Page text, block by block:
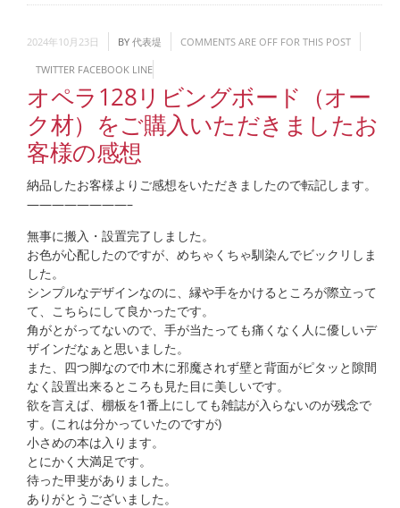
2024年10月23日 BY 代表堤 COMMENTS ARE OFF FOR THIS POST
TWITTER FACEBOOK LINE
オペラ128リビングボード（オー
ク材）をご購入いただきましたお
客様の感想
納品したお客様よりご感想をいただきましたので転記します。
————————–
無事に搬入・設置完了しました。
お色が心配したのですが、めちゃくちゃ馴染んでビックリしま
した。
シンプルなデザインなのに、縁や手をかけるところが際立って
て、こちらにして良かったです。
角がとがってないので、手が当たっても痛くなく人に優しいデ
ザインだなぁと思いました。
また、四つ脚なので巾木に邪魔されず壁と背面がピタッと隙間
なく設置出来るところも見た目に美しいです。
欲を言えば、棚板を1番上にしても雑誌が入らないのが残念で
す。(これは分かっていたのですが)
小さめの本は入ります。
とにかく大満足です。
待った甲斐がありました。
ありがとうございました。